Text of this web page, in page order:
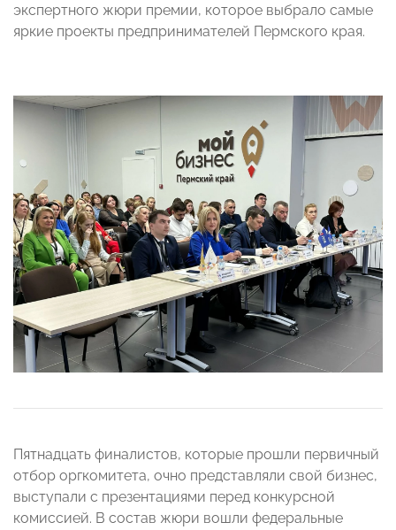
экспертного жюри премии, которое выбрало самые
яркие проекты предпринимателей Пермского края.
Пятнадцать финалистов, которые прошли первичный
отбор оргкомитета, очно представляли свой бизнес,
выступали с презентациями перед конкурсной
комиссией. В состав жюри вошли федеральные